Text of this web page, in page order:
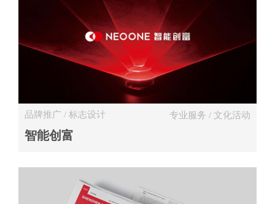
品牌推广 / 标志设计 专业服务 / 文化活动
智能创富